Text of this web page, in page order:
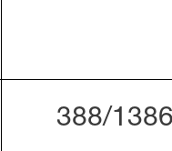
388/